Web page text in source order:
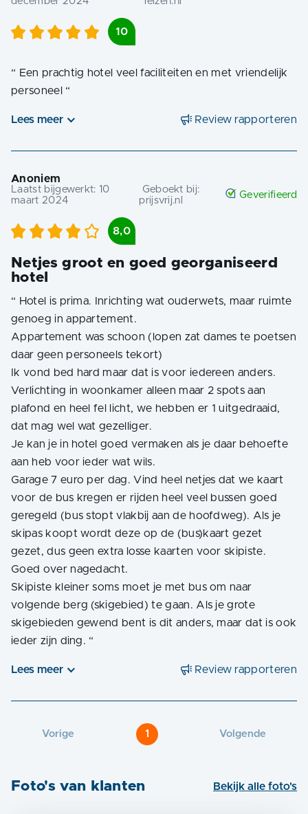
10
“ Een prachtig hotel veel faciliteiten en met vriendelijk
personeel “
Lees meer Review rapporteren
Anoniem
Laatst bijgewerkt: 10
maart 2024
Geboekt bij:
prijsvrij.nl
Geverifieerd
8,0
Netjes groot en goed georganiseerd
hotel
“ Hotel is prima. Inrichting wat ouderwets, maar ruimte
genoeg in appartement.
Appartement was schoon (lopen zat dames te poetsen
daar geen personeels tekort)
Ik vond bed hard maar dat is voor iedereen anders.
Verlichting in woonkamer alleen maar 2 spots aan
plafond en heel fel licht, we hebben er 1 uitgedraaid,
dat mag wel wat gezelliger.
Je kan je in hotel goed vermaken als je daar behoefte
aan heb voor ieder wat wils.
Garage 7 euro per dag. Vind heel netjes dat we kaart
voor de bus kregen er rijden heel veel bussen goed
geregeld (bus stopt vlakbij aan de hoofdweg). Als je
skipas koopt wordt deze op de (bus)kaart gezet
gezet, dus geen extra losse kaarten voor skipiste.
Goed over nagedacht.
Skipiste kleiner soms moet je met bus om naar
volgende berg (skigebied) te gaan. Als je grote
skigebieden gewend bent is dit anders, maar dat is ook
ieder zijn ding. “
Lees meer Review rapporteren
Vorige 1 Volgende
Foto's van klanten Bekijk alle foto's